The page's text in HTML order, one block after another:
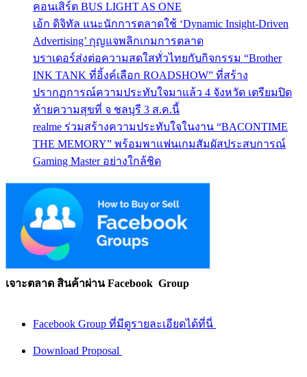
คอนเสิร์ต BUS LIGHT AS ONE
เอ้ก ดิจิทัล แนะนักการตลาดใช้ ‘Dynamic Insight-Driven
Advertising’ กุญแจพลิกเกมการตลาด
บราเดอร์ส่งต่อความสดใสทั่วไทยกับกิจกรรม “Brother
INK TANK ที่อิ้งค์เลือก ROADSHOW” ที่สร้าง
ปรากฏการณ์ความประทับใจมาแล้ว 4 จังหวัด เตรียมปิด
ท้ายความสุขที่ จ ชลบุรี 3 ส.ค.นี้
realme ร่วมสร้างความประทับใจในงาน “BACONTIME
THE MEMORY” พร้อมพาแฟนเกมสัมผัสประสบการณ์
Gaming Master อย่างใกล้ชิด
เจาะตลาด สินค้าผ่าน Facebook Group
Facebook Group ที่มีดูรายละเอียดได้ที่นี่
Download Proposal